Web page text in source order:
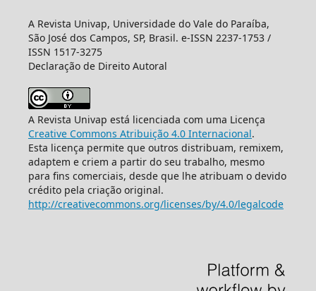
A Revista Univap, Universidade do Vale do Paraíba,
São José dos Campos, SP, Brasil. e-ISSN 2237-1753 /
ISSN 1517-3275
Declaração de Direito Autoral
A Revista Univap está licenciada com uma Licença
Creative Commons Atribuição 4.0 Internacional.
Esta licença permite que outros distribuam, remixem,
adaptem e criem a partir do seu trabalho, mesmo
para fins comerciais, desde que lhe atribuam o devido
crédito pela criação original.
http://creativecommons.org/licenses/by/4.0/legalcode